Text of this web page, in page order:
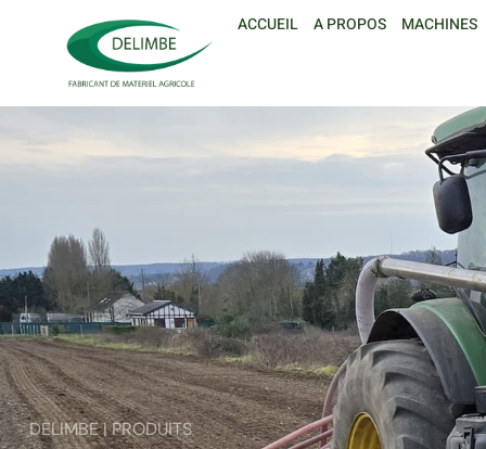
ACCUEIL A PROPOS MACHINES
DELIMBE | PRODUITS